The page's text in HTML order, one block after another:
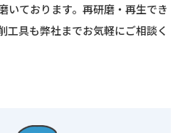
いております。再研磨・再生でき
工具も弊社までお気軽にご相談く